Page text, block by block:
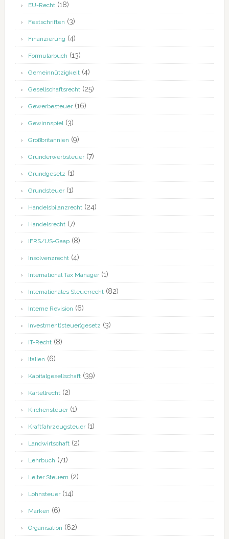
EU-Recht(18)
Festschriften (3)
Finanzierung (4)
Formularbuch (13)
Gemeinnützigkeit(4)
Gesellschaftsrecht(25)
Gewerbesteuer(16)
Gewinnspiel(3)
Großbritannien (9)
Grunderwerbsteuer(7)
Grundgesetz (1)
Grundsteuer(1)
Handelsbilanzrecht(24)
Handelsrecht(7)
IFRS/US-Gaap(8)
Insolvenzrecht(4)
International Tax Manager(1)
Internationales Steuerrecht(82)
Interne Revision (6)
Investment(steuer)gesetz (3)
IT-Recht(8)
Italien (6)
Kapitalgesellschaft(39)
Kartellrecht(2)
Kirchensteuer(1)
Kraftfahrzeugsteuer(1)
Landwirtschaft(2)
Lehrbuch (71)
Leiter Steuern (2)
Lohnsteuer(14)
Marken (6)
Organisation (62)